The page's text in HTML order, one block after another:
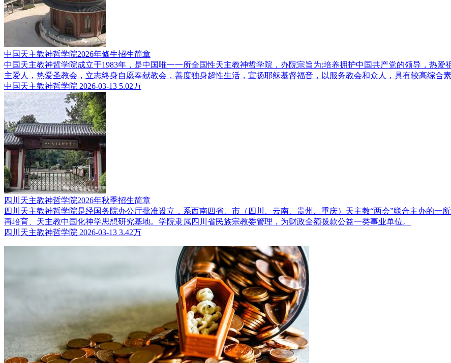
中国天主教神哲学院2026年修生招生简章
中国天主教神哲学院成立于1983年，是中国唯一一所全国性天主教神哲学院，办院宗旨为:培养拥护中国共产党的领导，热
主爱人，热爱圣教会，立志终身自愿奉献教会，善度独身超性生活，宣扬耶稣基督福音，以服务教会和众人，具有较高综合
中国天主教神哲学院 2026-03-13 5.02万
四川天主教神哲学院2026年秋季招生简章
四川天主教神哲学院是经国务院办公厅批准设立，系西南四省、市（四川、云南、贵州、重庆）天主教“两会”联合主办的一
再培育、天主教中国化神学思想研究基地。学院隶属四川省民族宗教委管理，为财政全额拨款公益一类事业单位。
四川天主教神哲学院 2026-03-13 3.42万